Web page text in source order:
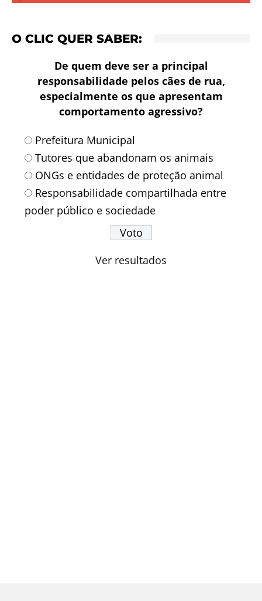
O CLIC QUER SABER:
De quem deve ser a principal
responsabilidade pelos cães de rua,
especialmente os que apresentam
comportamento agressivo?
Prefeitura Municipal
Tutores que abandonam os animais
ONGs e entidades de proteção animal
Responsabilidade compartilhada entre
poder público e sociedade
Ver resultados